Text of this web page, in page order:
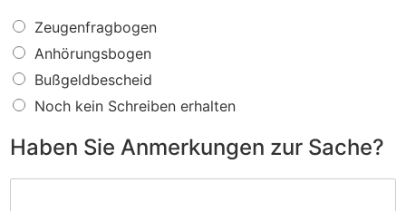
V
e
r
s
t
o
ß
w
W
e
c
h
e
S
Zeugenfragbogen
Anhörungsbogen
Bußgeldbescheid
Noch kein Schreiben erhalten
Haben Sie Anmerkungen zur Sache?